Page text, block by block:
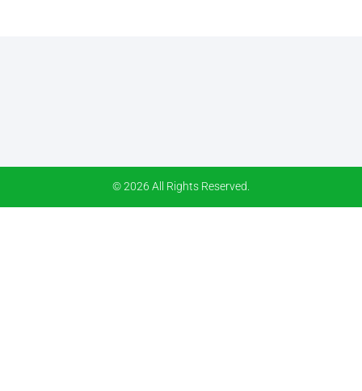
© 2026 All Rights Reserved.